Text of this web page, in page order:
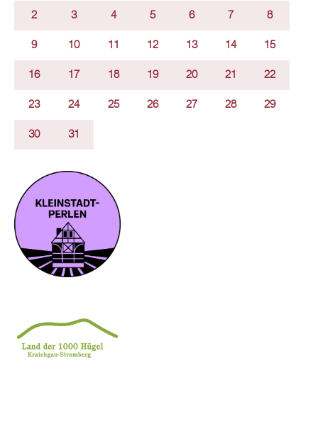
2 3 4 5 6 7 8
9 10 11 12 13 14 15
16 17 18 19 20 21 22
23 24 25 26 27 28 29
30 31